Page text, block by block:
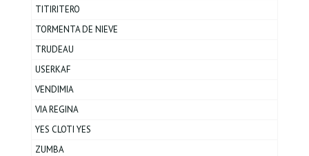
TITIRITERO
TORMENTA DE NIEVE
TRUDEAU
USERKAF
VENDIMIA
VIA REGINA
YES CLOTI YES
ZUMBA